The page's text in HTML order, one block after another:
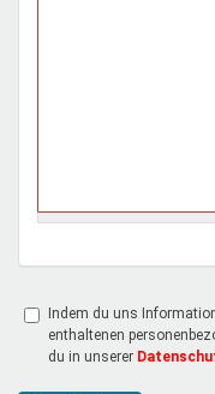
Indem du uns
enthaltenen
du in unserer